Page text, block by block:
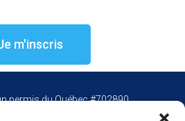
m'inscris
permis du Québec #702890